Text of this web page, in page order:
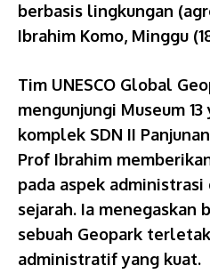
berbasis lingkungan
Ibrahim Komo, Minggu
Tim UNESCO Global
mengunjungi Museum
komplek SDN II
Prof Ibrahim
pada aspek
sejarah. Ia menegaskan
sebuah Geopark
administratif yang kuat.